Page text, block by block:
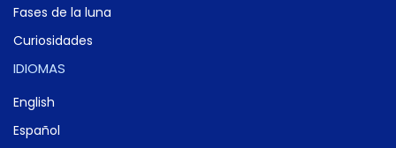
Fases de la luna
Curiosidades
IDIOMAS
English
Español